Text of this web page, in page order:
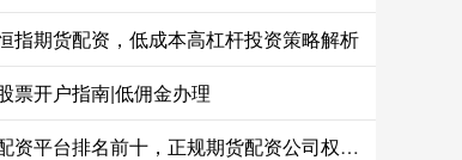
指期货配资，低成本高杠杆投资策略解析
票开户指南|低佣金办理
期货配资平台排名前十，正规期货配资公司权威榜单